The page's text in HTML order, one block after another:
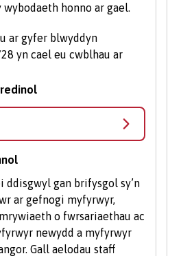
honno ar gael.
ar gyfer blwyddyn
yn cael eu cwblhau ar
ddisgwyl gan brifysgol sy’n
ar gefnogi myfyrwyr,
o fwrsariaethau ac
newydd a myfyrwyr
Gall aelodau staff